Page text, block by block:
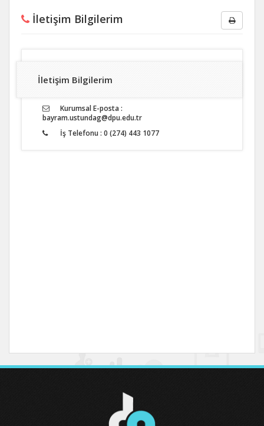
İletişim Bilgilerim
İletişim Bilgilerim
Kurumsal E-posta :
bayram.ustundag@dpu.edu.tr
İş Telefonu : 0 (274) 443 1077